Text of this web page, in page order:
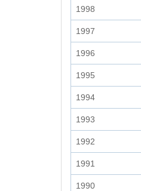
1998
1997
1996
1995
1994
1993
1992
1991
1990